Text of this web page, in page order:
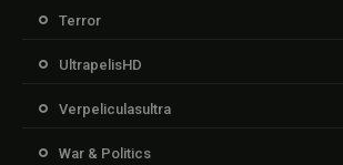
Terror
UltrapelisHD
Verpeliculasultra
War & Politics